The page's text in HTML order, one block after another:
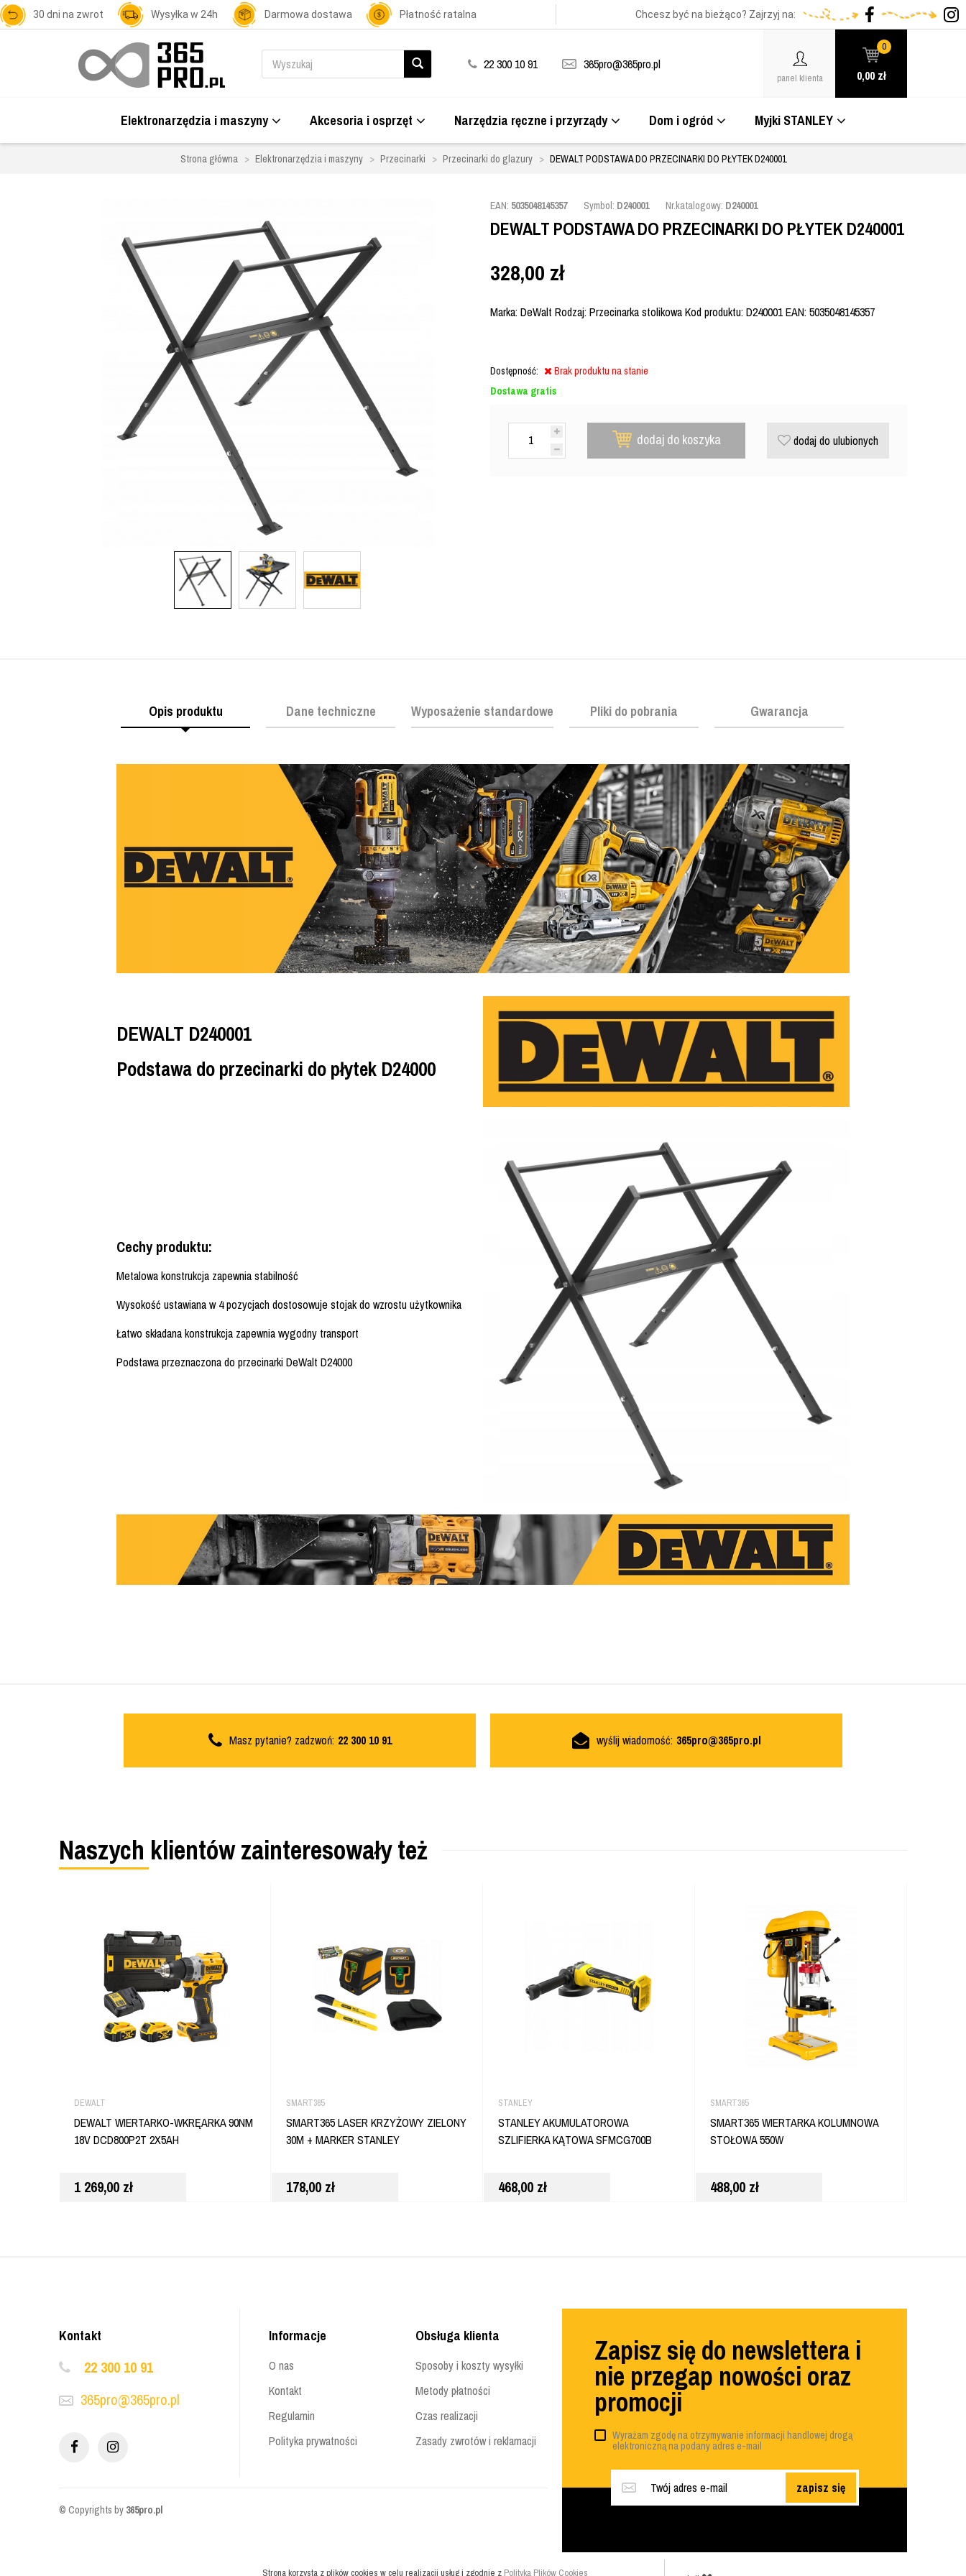
30 dni na zwrot Wysyłka w 24h Darmowa dostawa Płatność ratalna Chcesz być na bieżąco? Zajrzyj na:
22 300 10 91 365pro@365pro.pl
panel klienta
0
0,00 zł
Elektronarzędzia i maszyny Akcesoria i osprzęt Narzędzia ręczne i przyrządy Dom i ogród Myjki STANLEY
Strona główna Elektronarzędzia i maszyny Przecinarki Przecinarki do glazury DEWALT PODSTAWA DO PRZECINARKI DO PŁYTEK D240001
EAN: 5035048145357 Symbol: D240001 Nr.katalogowy: D240001
DEWALT PODSTAWA DO PRZECINARKI DO PŁYTEK D240001
328,00 zł
Marka: DeWalt Rodzaj: Przecinarka stolikowa Kod produktu: D240001 EAN: 5035048145357
Dostępność:
Brak produktu na stanie
Dostawa gratis
dodaj do koszyka dodaj do ulubionych
Opis produktu Dane techniczne Wyposażenie standardowe Pliki do pobrania Gwarancja
DEWALT D240001
Podstawa do przecinarki do płytek D24000
Cechy produktu:
Metalowa konstrukcja zapewnia stabilność
Wysokość ustawiana w 4 pozycjach dostosowuje stojak do wzrostu użytkownika
Łatwo składana konstrukcja zapewnia wygodny transport
Podstawa przeznaczona do przecinarki DeWalt D24000
Masz pytanie? zadzwoń: 22 300 10 91 wyślij wiadomość: 365pro@365pro.pl
Naszych klientów zainteresowały też
DEWALT
DEWALT WIERTARKO-WKRĘARKA 90NM
18V DCD800P2T 2X5AH
1 269,00 zł
SMART365
SMART365 LASER KRZYŻOWY ZIELONY
30M + MARKER STANLEY
178,00 zł
STANLEY
STANLEY AKUMULATOROWA
SZLIFIERKA KĄTOWA SFMCG700B
468,00 zł
SMART365
SMART365 WIERTARKA KOLUMNOWA
STOŁOWA 550W
488,00 zł
Zapisz się do newslettera i
nie przegap nowości oraz
promocji
Wyrażam zgodę na otrzymywanie informacji handlowej drogą
elektroniczną na podany adres e-mail
zapisz się
Informacje
O nas
Kontakt
Regulamin
Polityka prywatności
Obsługa klienta
Sposoby i koszty wysyłki
Metody płatności
Czas realizacji
Zasady zwrotów i reklamacji
Kontakt
22 300 10 91
365pro@365pro.pl
© Copyrights by 365pro.pl
Strona korzysta z plików cookies w celu realizacji usług i zgodnie z Polityką Plików Cookies